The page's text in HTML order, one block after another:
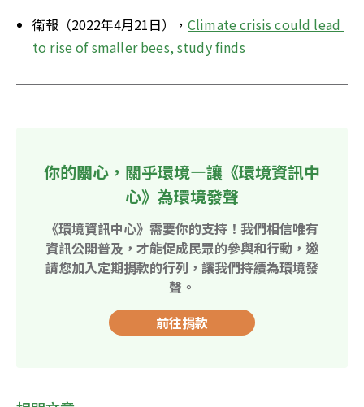
衛報（2022年4月21日）， Climate crisis could lead
to rise of smaller bees, study finds
你的關心，關乎環境—讓《環境資訊中
心》為環境發聲
《環境資訊中心》需要你的支持！我們相信唯有
資訊公開普及，才能促成民眾的參與和行動，邀
請您加入定期捐款的行列，讓我們持續為環境發
聲。
前往捐款